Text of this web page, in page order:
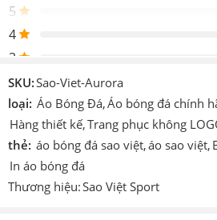
Thiết
kế
Chi tiết
khác
In hoặc ép decan nhiệt
Công
nghệ
Cmcn 4.0 dệt vi tính, ép
nhuộm sâu.
Size
S – M – L – XL – XXL
5
4
3
2
1
SKU:Sao-Viet-Aurora
loại: Áo Bóng Đá,Áo bóng đá chính
Hàng thiết kế,Trang phục không
thẻ: áo bóng đá sao việt,áo sao việt,
In áo bóng đá
Thương hiệu:Sao Việt Sport